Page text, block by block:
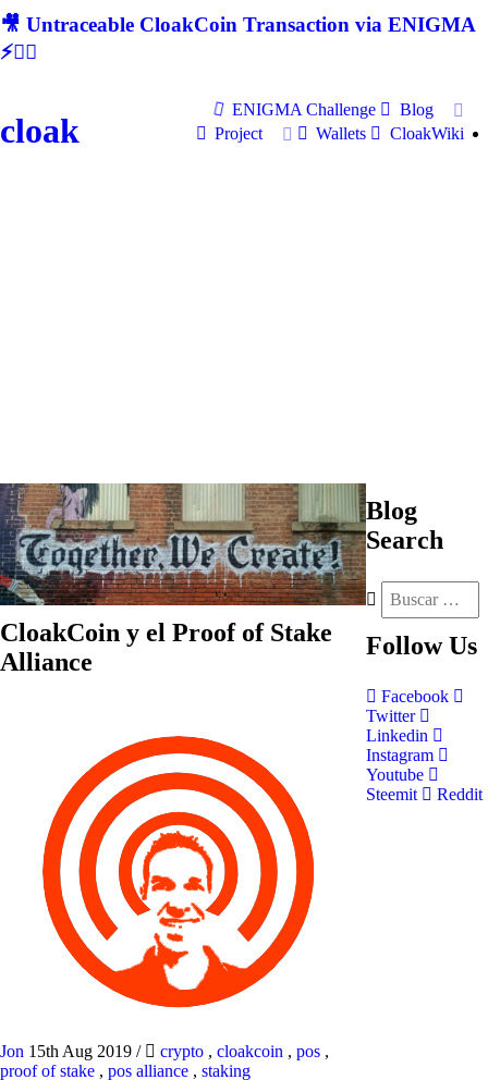
🎥 Untraceable CloakCoin Transaction via ENIGMA
⚡🕵‍♂
cloak
ENIGMA Challenge
Blog
Project
Wallets CloakWiki
CloakCoin y el Proof of Stake
Alliance
Jon 15th Aug 2019 / crypto , cloakcoin , pos ,
proof of stake , pos alliance , staking
Blog
Search
Follow Us
Facebook
Twitter
Linkedin
Instagram
Youtube
Steemit
Reddit